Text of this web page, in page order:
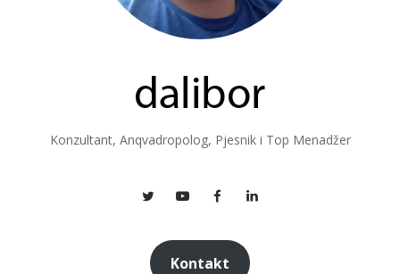
Konzultant, Anqvadropolog, Pjesnik i Top Menadžer
Kontakt